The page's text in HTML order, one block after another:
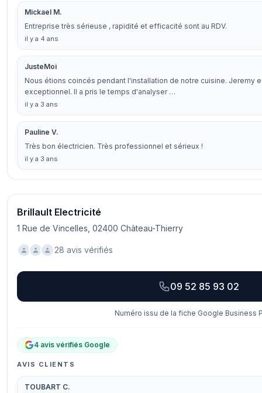
Mickael M.
Entreprise très sérieuse , rapidité et efficacité sont au RDV.
il y a 4 ans
JusteMoi
Nous étions coincés pendant l'installation de notre cuisine. Jeremy
exceptionnel. Il a pris le temps d'analyser …
il y a 3 ans
Pauline V.
Très bon électricien. Très professionnel et sérieux !
il y a 3 ans
Brillault Electricité
1 Rue de Vincelles, 02400 Château-Thierry
28 avis vérifiés
09 52 85 93 02
Numéro issu de la fiche Google Business
4 avis vérifiés Google
AVIS CLIENTS
TOUBART C.